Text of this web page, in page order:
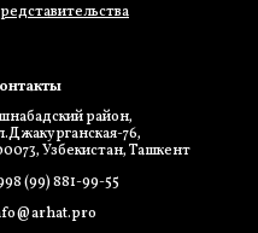
район,
76,
Узбекистан, Ташкент
(99) 881-99-55